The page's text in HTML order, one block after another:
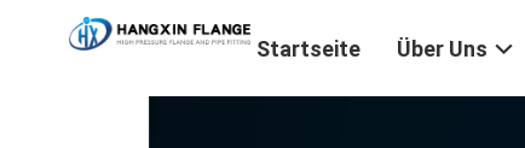
Startseite Über Uns